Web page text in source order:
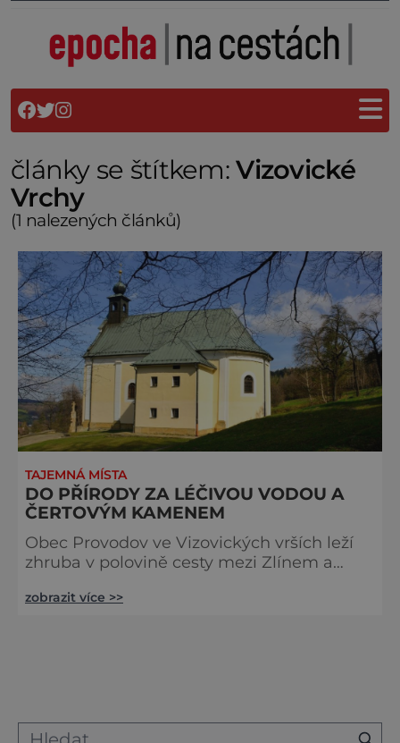
články se štítkem:Vizovické
Vrchy
(1 nalezených článků)
TAJEMNÁ MÍSTA
DO PŘÍRODY ZA LÉČIVOU VODOU A
ČERTOVÝM KAMENEM
Obec Provodov ve Vizovických vrších leží
zhruba v polovině cesty mezi Zlínem a
zajímavá místa, která mohou být cílem
kterým se říká čertovy pece či čertovy v
zobrazit více >>